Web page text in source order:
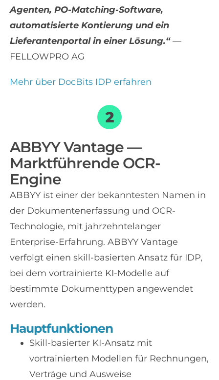
Agenten, PO-Matching-Software,
automatisierte Kontierung und ein
Lieferantenportal in einer Lösung.“—
FELLOWPRO AG
Mehr über DocBits IDP erfahren
ABBYY Vantage —
Marktführende OCR-
Engine
ABBYY ist einer der bekanntesten Namen in
der Dokumentenerfassung und OCR-
Technologie, mit jahrzehntelanger
Enterprise-Erfahrung. ABBYY Vantage
verfolgt einen skill-basierten Ansatz für IDP,
bei dem vortrainierte KI-Modelle auf
bestimmte Dokumenttypen angewendet
werden.
Hauptfunktionen
Skill-basierter KI-Ansatz mit
vortrainierten Modellen für Rechnungen,
Verträge und Ausweise